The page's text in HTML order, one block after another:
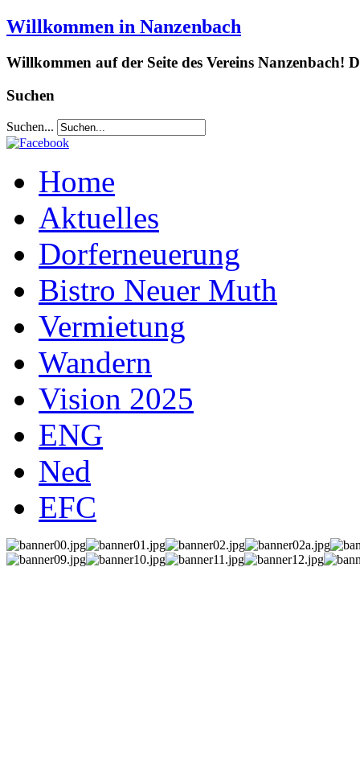
Willkommen in Nanzenbach
Willkommen auf der Seite des Vereins Nanzenbach!
Suchen
Suchen...
Home
Aktuelles
Dorferneuerung
Bistro Neuer Muth
Vermietung
Wandern
Vision 2025
ENG
Ned
EFC